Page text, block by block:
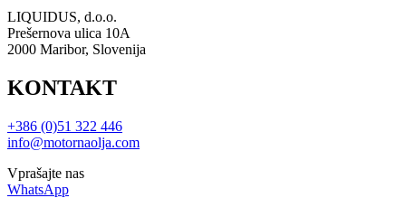
LIQUIDUS, d.o.o.
Prešernova ulica 10A
2000 Maribor, Slovenija
KONTAKT
+386 (0)51 322 446
info@motornaolja.com
Vprašajte nas
WhatsApp